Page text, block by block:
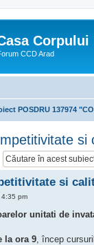
CCD Arad
POSDRU 137974
si
pm
unitati de
la ora 9 , încep